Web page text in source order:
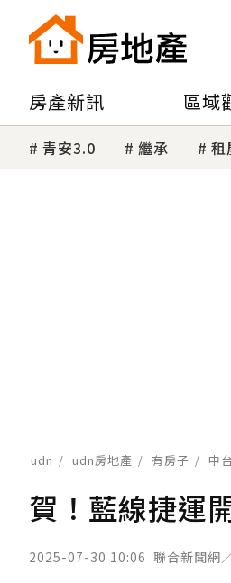
房產新訊 區域
青安3.0 繼承 租
udn udn房地產 有房子 中
賀！藍線捷運
2025-07-30 10:06 聯合新聞網